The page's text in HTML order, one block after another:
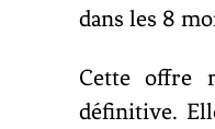
dans les 8
Cette offre
définitive.